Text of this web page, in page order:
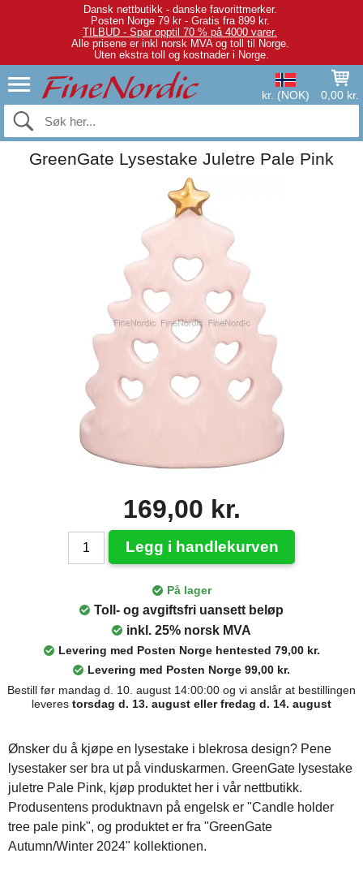
Dansk nettbutikk - danske favorittmerker.
Posten Norge 79 kr - Gratis fra 899 kr.
TILBUD - Spar opptil 70 % på 4000 varer.
Alle prisene er inkl norsk MVA og toll til Norge.
Uten ekstra toll og kostnader i Norge.
kr. (NOK) 0,00 kr.
GreenGate Lysestake Juletre Pale Pink
169,00 kr.
Legg i handlekurven
På lager
Toll- og avgiftsfri uansett beløp
inkl. 25% norsk MVA
Levering med Posten Norge hentested 79,00 kr.
Levering med Posten Norge 99,00 kr.
Bestill før mandag d. 10. august 14:00:00 og vi anslår at bestillingen
leveres torsdag d. 13. august eller fredag d. 14. august
Ønsker du å kjøpe en lysestake i blekrosa design? Pene
lysestaker ser bra ut på vinduskarmen. GreenGate lysestake
juletre Pale Pink, kjøp produktet her i vår nettbutikk.
Produsentens produktnavn på engelsk er "Candle holder
tree pale pink", og produktet er fra "GreenGate
Autumn/Winter 2024" kollektionen.